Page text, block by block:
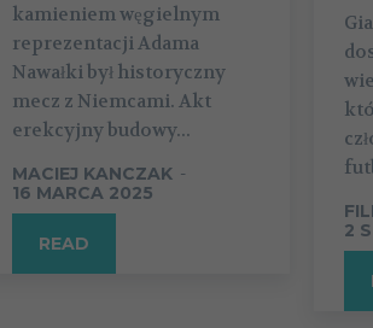
kamieniem węgielnym
reprezentacji Adama
Nawałki był historyczny
mecz z Niemcami. Akt
erekcyjny budowy...
MACIEJ KANCZAK -
16 MARCA 2025
READ
2